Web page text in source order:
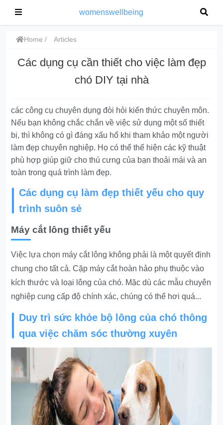
womenswellbeing
Home Articles
Các dụng cụ cần thiết cho việc làm đẹp
chó DIY tại nhà
các công cụ chuyên dụng đòi hỏi kiến thức chuyên môn.
Nếu bạn không chắc chắn về việc sử dụng một số thiết
bị, thì không có gì đáng xấu hổ khi tham khảo một người
làm đẹp chuyên nghiệp. Họ có thể thể hiện các kỹ thuật
phù hợp giúp giữ cho thú cưng của bạn thoải mái và an
toàn trong quá trình làm đẹp.
Các dụng cụ làm đẹp thiết yếu cho quy
trình suôn sẻ
Máy cắt lông thiết yếu
Việc lựa chọn máy cắt lông không phải là một quyết định
chung cho tất cả. Cặp máy cắt hoàn hảo phụ thuộc vào
kích thước và loại lông của chó. Mặc dù các mẫu chuyên
nghiệp cung cấp độ chính xác, chúng có thể hơi quá...
Duy trì sức khỏe bộ lông của chó thông
qua việc chăm sóc thường xuyên